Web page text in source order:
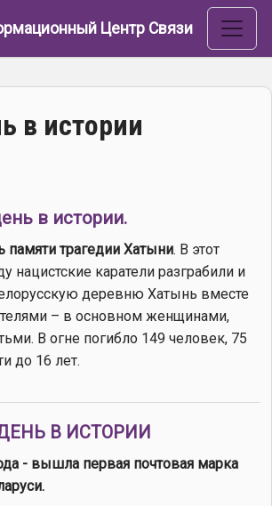
Центр Связи
в истории
в истории.
памяти трагедии Хатыни. В этот
нацистские каратели разграбили и
деревню Хатынь вместе
– в основном женщинами,
В огне погибло 149 человек, 75
до 16 лет.
В ИСТОРИИ
- вышла первая почтовая марка